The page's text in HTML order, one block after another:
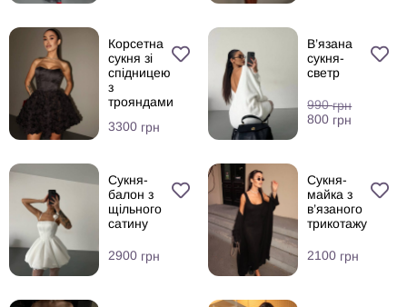
Корсетна
сукня зі
спідницею
з
трояндами
3300 грн
В’язана
сукня-
светр
990грн
800 грн
Сукня-
балон з
щільного
сатину
2900 грн
Сукня-
майка з
в’язаного
трикотажу
2100 грн